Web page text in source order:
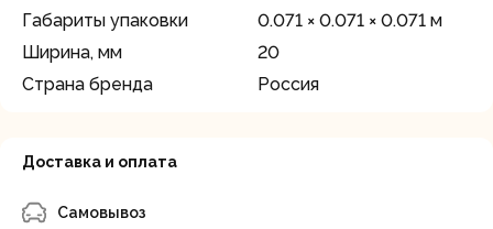
Габариты упаковки
0.071 × 0.071 × 0.071 м
Ширина, мм
20
Страна бренда
Россия
Доставка и оплата
Самовывоз